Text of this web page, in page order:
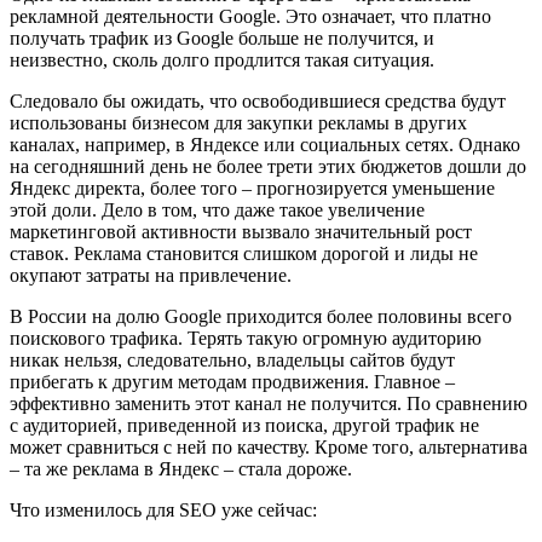
рекламной деятельности Google. Это означает, что платно
получать трафик из Google больше не получится, и
неизвестно, сколь долго продлится такая ситуация.
Следовало бы ожидать, что освободившиеся средства будут
использованы бизнесом для закупки рекламы в других
каналах, например, в Яндексе или социальных сетях. Однако
на сегодняшний день не более трети этих бюджетов дошли до
Яндекс директа, более того – прогнозируется уменьшение
этой доли. Дело в том, что даже такое увеличение
маркетинговой активности вызвало значительный рост
ставок. Реклама становится слишком дорогой и лиды не
окупают затраты на привлечение.
В России на долю Google приходится более половины всего
поискового трафика. Терять такую огромную аудиторию
никак нельзя, следовательно, владельцы сайтов будут
прибегать к другим методам продвижения. Главное –
эффективно заменить этот канал не получится. По сравнению
с аудиторией, приведенной из поиска, другой трафик не
может сравниться с ней по качеству. Кроме того, альтернатива
– та же реклама в Яндекс – стала дороже.
Что изменилось для SEO уже сейчас: